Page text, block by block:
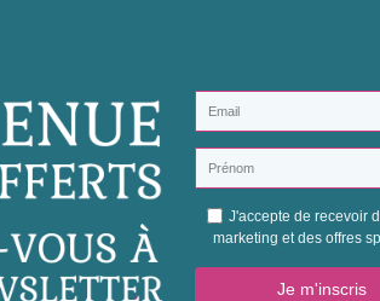
29,99 €
Ajouter au panier
les 2 précédentes étapes, mais pas seulement